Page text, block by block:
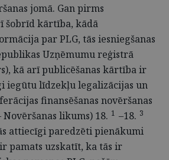
jomā. Gan pirms
šobrīd kārtība, kādā
par PLG, tās iesniegšanas
Uzņēmumu reģistrā
kā arī publicēšanas kārtība ir
iegūtu līdzekļu legalizācijas un
finansēšanas novēršanas
likums) 18. 1 –18. 3
attiecīgi paredzēti pienākumi
pamats uzskatīt, ka tās ir